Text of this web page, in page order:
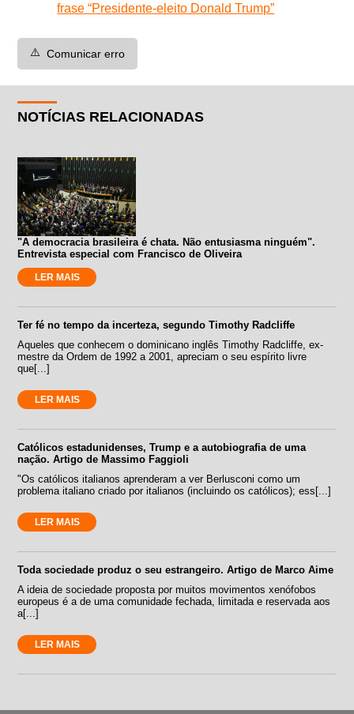
frase “Presidente-eleito Donald Trump”
⚠️ Comunicar erro
NOTÍCIAS RELACIONADAS
"A democracia brasileira é chata. Não entusiasma ninguém".
Entrevista especial com Francisco de Oliveira
LER MAIS
Ter fé no tempo da incerteza, segundo Timothy Radcliffe
Aqueles que conhecem o dominicano inglês Timothy Radcliffe, ex-
mestre da Ordem de 1992 a 2001, apreciam o seu espírito livre
que[...]
LER MAIS
Católicos estadunidenses, Trump e a autobiografia de uma
nação. Artigo de Massimo Faggioli
"Os católicos italianos aprenderam a ver Berlusconi como um
problema italiano criado por italianos (incluindo os católicos); ess[...]
LER MAIS
Toda sociedade produz o seu estrangeiro. Artigo de Marco Aime
A ideia de sociedade proposta por muitos movimentos xenófobos
europeus é a de uma comunidade fechada, limitada e reservada aos
a[...]
LER MAIS